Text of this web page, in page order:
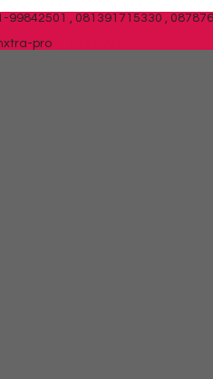
99842501 , 081391715330 ,
pro